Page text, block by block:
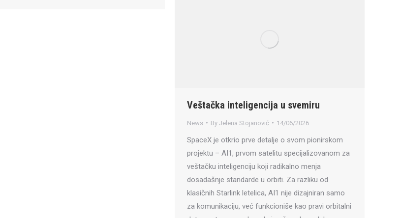
Veštačka inteligencija u svemiru
News By Jelena Stojanović 14/06/2026
SpaceX je otkrio prve detalje o svom pionirskom
projektu – AI1, prvom satelitu specijalizovanom za
veštačku inteligenciju koji radikalno menja
dosadašnje standarde u orbiti. Za razliku od
klasičnih Starlink letelica, AI1 nije dizajniran samo
za komunikaciju, već funkcioniše kao pravi orbitalni